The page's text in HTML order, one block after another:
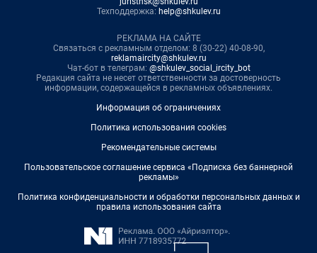
Техподдержка: help@shkulev.ru
РЕКЛАМА НА САЙТЕ
Связаться с рекламным отделом: 8 (30-22) 40-08-90,
reklamaircity@shkulev.ru
Чат-бот в телеграм: @shkulev_social_ircity_bot
Редакция сайта не несет ответственности за достоверность
информации, содержащейся в рекламных объявлениях.
Информация об ограничениях
Политика использования cookies
Рекомендательные системы
Пользовательское соглашение сервиса «Подписка без баннерной
рекламы»
Политика конфиденциальности и обработки персональных данных и
правила использования сайта